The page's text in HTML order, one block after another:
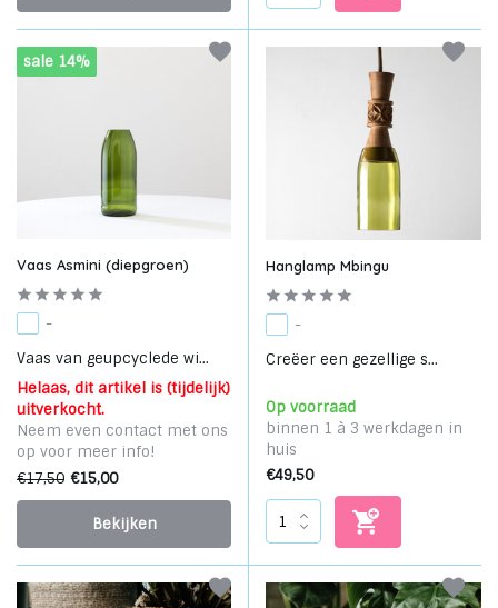
sale 14%
Vaas Asmini (diepgroen)
-
Vaas van geupcyclede wi...
Helaas, dit artikel is (tijdelijk)
uitverkocht.
Neem even contact met ons
op voor meer info!
€17,50 €15,00
Bekijken
Hanglamp Mbingu
-
Creëer een gezellige s...
Op voorraad
binnen 1 à 3 werkdagen in
huis
€49,50